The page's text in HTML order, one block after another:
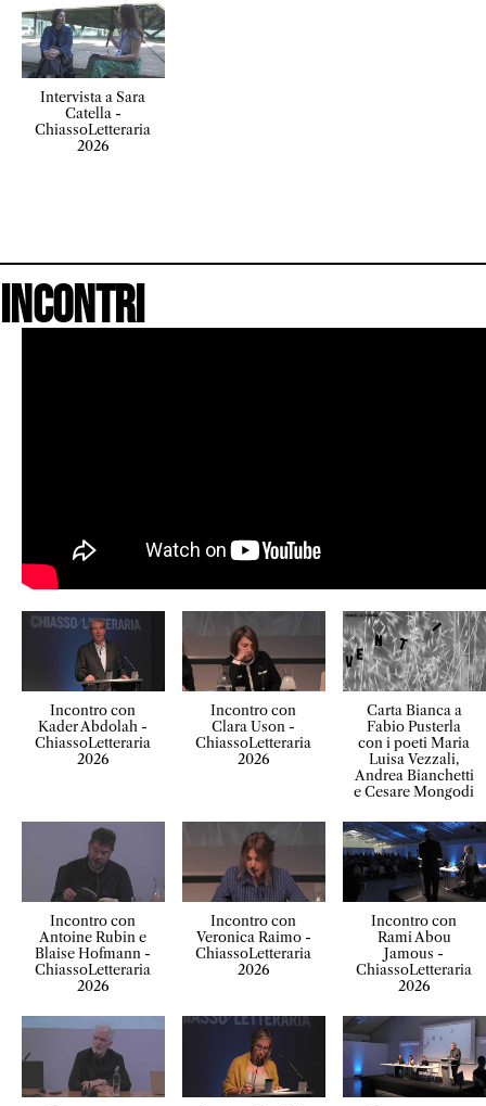
Intervista a Sara
Catella -
ChiassoLetteraria
2026
Incontri
Incontro con
Kader Abdolah -
ChiassoLetteraria
2026
Incontro con
Clara Uson -
ChiassoLetteraria
2026
Carta Bianca a
Fabio Pusterla
con i poeti Maria
Luisa Vezzali,
Andrea Bianchetti
e Cesare Mongodi
Incontro con
Antoine Rubin e
Blaise Hofmann -
ChiassoLetteraria
2026
Incontro con
Veronica Raimo -
ChiassoLetteraria
2026
Incontro con
Rami Abou
Jamous -
ChiassoLetteraria
2026